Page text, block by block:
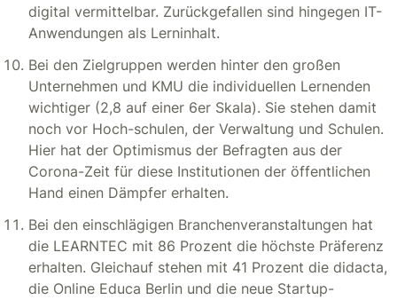
digital vermittelbar. Zurückgefallen sind hingegen IT-
Anwendungen als Lerninhalt.
Bei den Zielgruppen werden hinter den großen
Unternehmen und KMU die individuellen Lernenden
wichtiger (2,8 auf einer 6er Skala). Sie stehen damit
noch vor Hoch-schulen, der Verwaltung und Schulen.
Hier hat der Optimismus der Befragten aus der
Corona-Zeit für diese Institutionen der öffentlichen
Hand einen Dämpfer erhalten.
Bei den einschlägigen Branchenveranstaltungen hat
die LEARNTEC mit 86 Prozent die höchste Präferenz
erhalten. Gleichauf stehen mit 41 Prozent die didacta,
die Online Educa Berlin und die neue Startup-